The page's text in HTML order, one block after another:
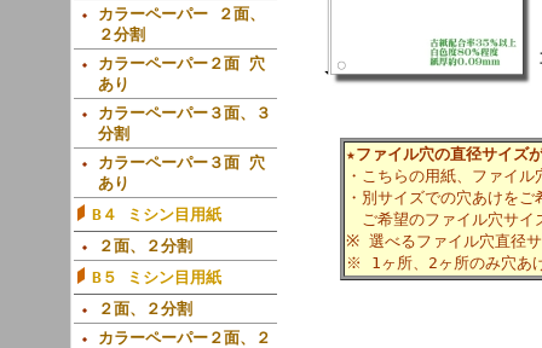
カラーペーパー ２面、
２分割
カラーペーパー２面 穴
あり
カラーペーパー３面、３
分割
カラーペーパー３面 穴
あり
B４ ミシン目用紙
２面、２分割
B５ ミシン目用紙
２面、２分割
カラーペーパー２面、２
★ファイル穴の直径サイズ
・こちらの用紙、ファイ
・別サイズでの穴あけを
ご希望のファイル穴サイ
※ 選べるファイル穴直径
※ 1ヶ所、2ヶ所のみ穴あ